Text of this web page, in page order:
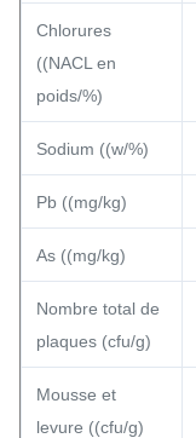
Chlorures
((NACL en
poids/%)
Sodium ((w/%)
Pb ((mg/kg)
As ((mg/kg)
Nombre total de
plaques (cfu/g)
Mousse et
levure ((cfu/g)